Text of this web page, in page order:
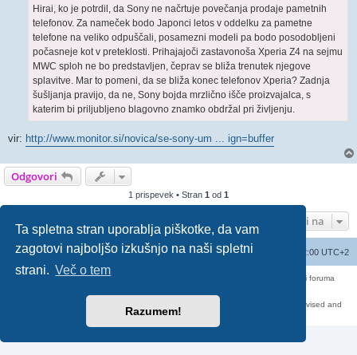
Ta spletna stran uporablja piškotke, da vam
zagotovi najboljšo izkušnjo na naši spletni
strani. Več o tem
Razumem!
Hirai, ko je potrdil, da Sony ne načrtuje povečanja prodaje pametnih
telefonov. Za nameček bodo Japonci letos v oddelku za pametne
telefone na veliko odpuščali, posamezni modeli pa bodo posodobljeni
počasneje kot v preteklosti. Prihajajoči zastavonoša Xperia Z4 na sejmu
MWC sploh ne bo predstavljen, čeprav se bliža trenutek njegove
splavitve. Mar to pomeni, da se bliža konec telefonov Xperia? Zadnja
šušljanja pravijo, da ne, Sony bojda mrzlično išče proizvajalca, s
katerim bi priljubljeno blagovno znamko obdržal pri življenju.
vir: http://www.monitor.si/novica/se-sony-um ... ign=buffer
Odgovori
1 prispevek • Stran 1 od 1
Pojdi na
Seznam forumov Vsi časi so UTC+02:00 UTC+2
Izbriši vse piškotke
Forum070 je neuradni forum uporabnikov operaterja Telemach. Administratorji foruma
Za vse objavljene prispevke odgovarjajo izključno njihovi avtorji.
https://red-pill.eu/forum070 -- forum070@red-pill.eu -- Powered by phpBB3 -- revised and
changed by lithium